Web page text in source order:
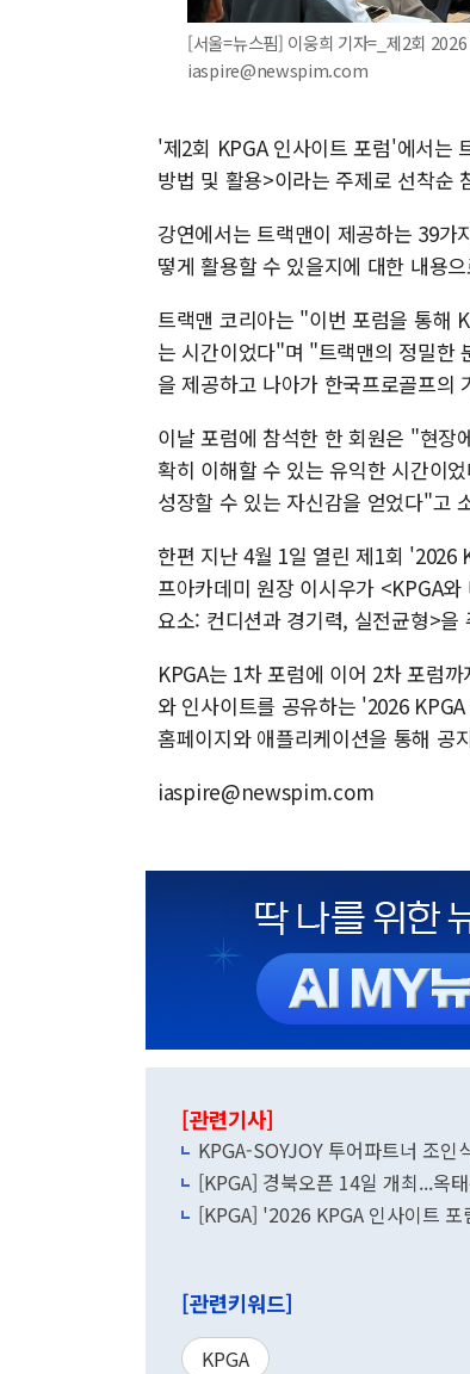
[서울=뉴스핌] 이웅희 기자=_제2회
iaspire@newspim.com
'제2회 KPGA 인사이트 포럼'에서는
방법 및 활용>이라는 주제로 선착순
강연에서는 트랙맨이 제공하는 39
떻게 활용할 수 있을지에 대한 내용
트랙맨 코리아는 "이번 포럼을 통해
는 시간이었다"며 "트랙맨의 정밀한
을 제공하고 나아가 한국프로골프의
이날 포럼에 참석한 한 회원은 "현장
확히 이해할 수 있는 유익한 시간이
성장할 수 있는 자신감을 얻었다"고
한편 지난 4월 1일 열린 제1회 '2026
프아카데미 원장 이시우가 <KPGA
요소: 컨디션과 경기력, 실전균형>을
KPGA는 1차 포럼에 이어 2차 포럼
와 인사이트를 공유하는 '2026
홈페이지와 애플리케이션을 통해 공
iaspire@newspim.com
[관련기사]
KPGA-SOYJOY 투어파트너 조인
[KPGA] 경북오픈 14일 개최...옥
[KPGA] '2026 KPGA 인사이트
[관련키워드]
KPGA